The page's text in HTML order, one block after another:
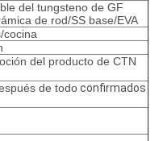
del tungsteno de GF
de rod/SS base/EVA
cocina
del producto de CTN
de todoconfirmados